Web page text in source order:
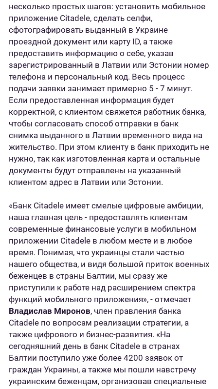
несколько простых шагов: установить мобильное
приложение Citadele, сделать селфи,
сфотографировать выданный в Украине
проездной документ или карту ID, а также
предоставить информацию о себе, указав
зарегистрированный в Латвии или Эстонии номер
телефона и персональный код. Весь процесс
подачи заявки занимает примерно 5 - 7 минут.
Если предоставленная информация будет
корректной, с клиентом свяжется работник банка,
чтобы согласовать способ отправки в банк
снимка выданного в Латвии временного вида на
жительство. При этом клиенту в банк приходить не
нужно, так как изготовленная карта и остальные
документы будут отправлены на указанный
клиентом адрес в Латвии или Эстонии.
«Банк Citadele имеет смелые цифровые амбиции,
наша главная цель - предоставлять клиентам
современные финансовые услуги в мобильном
приложении Citadele в любом месте и в любое
время. Понимая, что украинцы стали частью
нашего общества, и видя большой приток военных
беженцев в страны Балтии, мы сразу же
приступили к работе над расширением спектра
функций мобильного приложения», - отмечает
Владислав Миронов, член правления банка
Citadele по вопросам реализации стратегии, а
также цифрового и бизнес-развития. «На
сегодняшний день в банк Citadele в странах
Балтии поступило уже более 4200 заявок от
граждан Украины, а также мы пошли навстречу
украинским беженцам, организовав специальные